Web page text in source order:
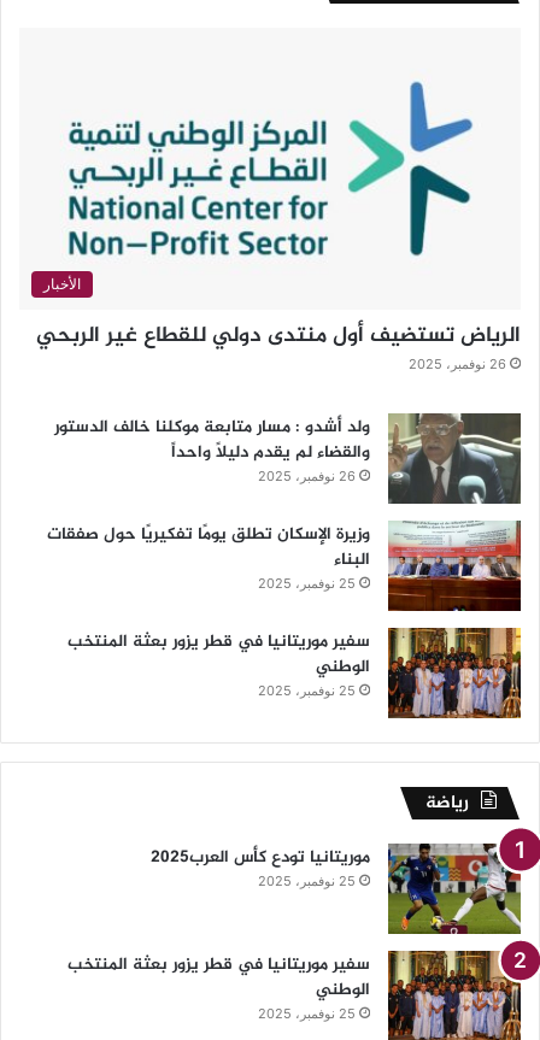
الأخبار
الرياض تستضيف أول منتدى دولي للقطاع غير الربحي
26 نوفمبر، 2025
ولد أشدو : مسار متابعة موكلنا خالف الدستور
والقضاء لم يقدم دليلاً واحداً
26 نوفمبر، 2025
وزيرة الإسكان تطلق يومًا تفكيريًا حول صفقات
البناء
25 نوفمبر، 2025
سفير موريتانيا في قطر يزور بعثة المنتخب
الوطني
25 نوفمبر، 2025
رياضة
موريتانيا تودع كأس العرب2025
25 نوفمبر، 2025
سفير موريتانيا في قطر يزور بعثة المنتخب
الوطني
25 نوفمبر، 2025